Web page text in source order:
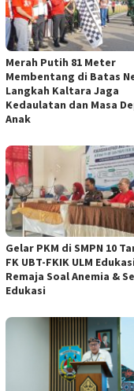
Merah Putih 81 Meter
Membentang di Batas
Langkah Kaltara Jaga
Kedaulatan dan Masa
Anak
Gelar PKM di SMPN 10
FK UBT-FKIK ULM Edukasi
Remaja Soal Anemia &
Edukasi